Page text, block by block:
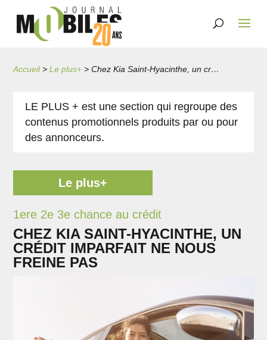
Accueil>Le plus+ > Chez Kia Saint-Hyacinthe, un crédit imparfait ne nous freine pas
LE PLUS + est une section qui regroupe des
contenus promotionnels produits par ou pour
des annonceurs.
Le plus+
1ere 2e 3e chance au crédit
CHEZ KIA SAINT-HYACINTHE, UN
CRÉDIT IMPARFAIT NE NOUS
FREINE PAS